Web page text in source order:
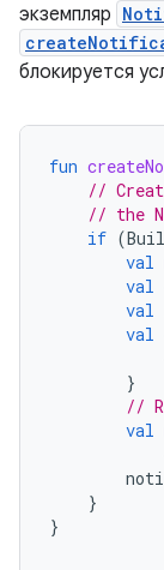
экземпляр
блокируется
fun
//
// the
if (
val
val
val
val
}
//
val
}
}